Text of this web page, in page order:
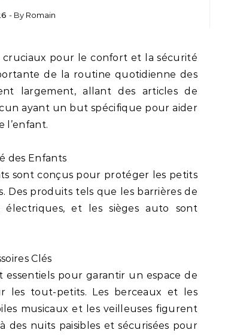
- By Romain
de la routine quotidienne des
largement, allant des articles de
ayant un but spécifique pour aider
l’enfant.
des Enfants
sont conçus pour protéger les petits
Des produits tels que les barrières de
et les sièges auto sont
Clés
essentiels pour garantir un espace de
les tout-petits. Les berceaux et les
musicaux et les veilleuses figurent
des nuits paisibles et sécurisées pour